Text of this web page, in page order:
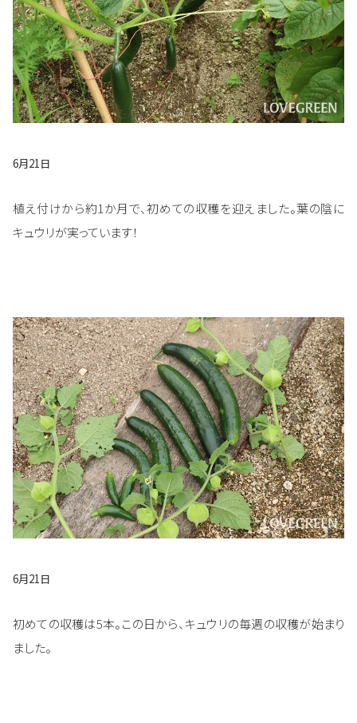
6月21日
植え付けから約1か月で、初めての収穫を迎えました。葉の陰に
キュウリが実っています！
6月21日
初めての収穫は5本。この日から、キュウリの毎週の収穫が始まり
ました。